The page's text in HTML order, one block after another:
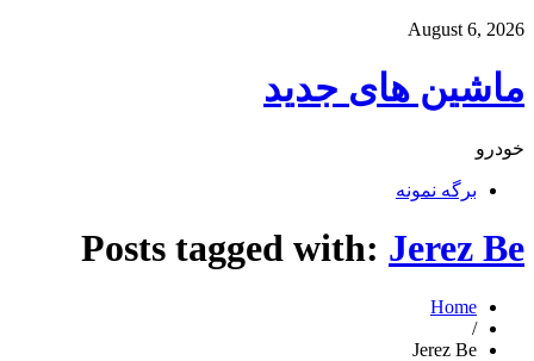
August 6, 2026
ماشین های جدید
خودرو
برگه نمونه
Posts tagged with: Jerez Be
Home
/
Jerez Be